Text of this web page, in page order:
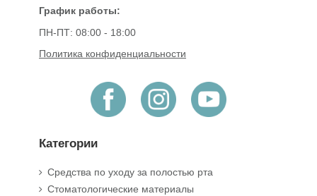
График работы:
ПН-ПТ: 08:00 - 18:00
Политика конфиденциальности
Категории
Средства по уходу за полостью рта
Стоматологические материалы